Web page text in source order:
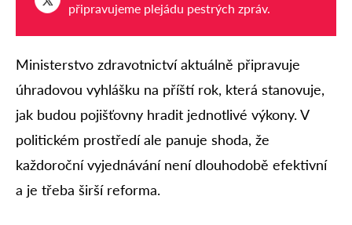
připravujeme plejádu pestrých zpráv.
Ministerstvo zdravotnictví aktuálně připravuje
úhradovou vyhlášku na příští rok, která stanovuje,
jak budou pojišťovny hradit jednotlivé výkony. V
politickém prostředí ale panuje shoda, že
každoroční vyjednávání není dlouhodobě efektivní
a je třeba širší reforma.